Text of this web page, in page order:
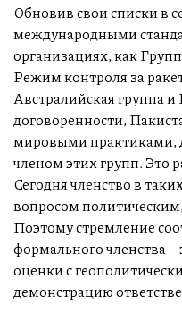
Обновив свои списки в
международными
организациях, как
Режим контроля за
Австралийская группа и
договоренности,
мировыми практиками,
членом этих групп. Это
Сегодня членство в
вопросом
Поэтому стремление
формального членства
оценки с
демонстрацию